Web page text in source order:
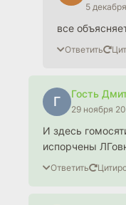
5
все
Ответить
Г
Гость
29 ноября
И здесь
испорчены
Ответить